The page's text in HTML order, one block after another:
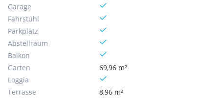
Garage
Fahrstuhl
Parkplatz
Abstellraum
Balkon
Garten
69,96 m²
Loggia
Terrasse
8,96 m²